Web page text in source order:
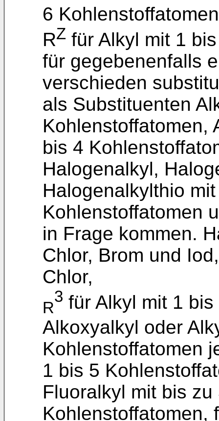
6
RZ für Alkyl mit 1
für gegebenenfalls
verschieden
als Substituenten
Kohlenstoffatomen,
bis 4
Halogenalkyl,
Halogenalkylthio
Kohlenstoffatomen
in Frage kommen.
Chlor, Brom und
Chlor,
R
3 für Alkyl mit 1
Alkoxyalkyl oder
Kohlenstoffatomen
1 bis 5
Fluoralkyl mit bis
Kohlenstoffatomen,